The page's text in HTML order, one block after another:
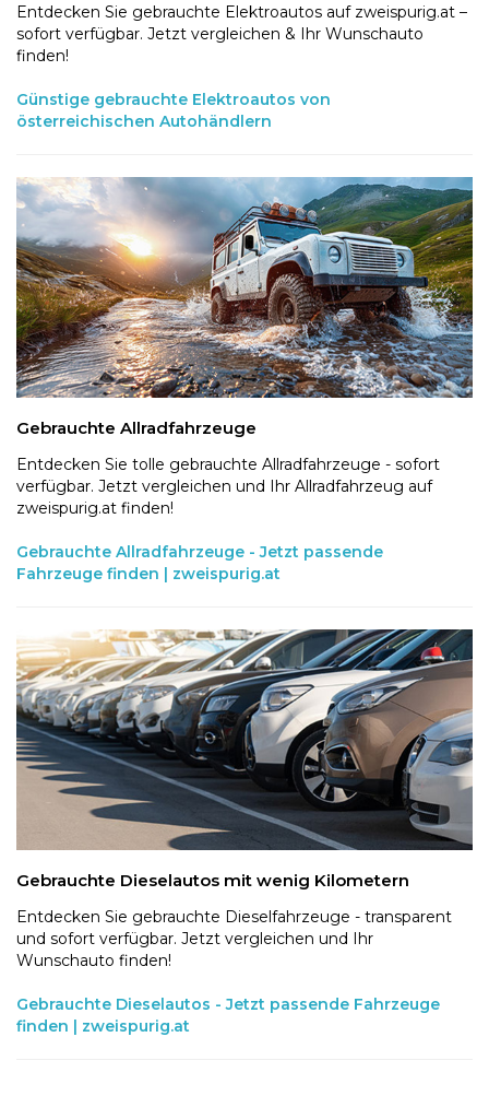
Entdecken Sie gebrauchte Elektroautos auf zweispurig.at –
sofort verfügbar. Jetzt vergleichen & Ihr Wunschauto
finden!
Günstige gebrauchte Elektroautos von
österreichischen Autohändlern
Gebrauchte Allradfahrzeuge
Entdecken Sie tolle gebrauchte Allradfahrzeuge - sofort
verfügbar. Jetzt vergleichen und Ihr Allradfahrzeug auf
zweispurig.at finden!
Gebrauchte Allradfahrzeuge - Jetzt passende
Fahrzeuge finden | zweispurig.at
Gebrauchte Dieselautos mit wenig Kilometern
Entdecken Sie gebrauchte Dieselfahrzeuge - transparent
und sofort verfügbar. Jetzt vergleichen und Ihr
Wunschauto finden!
Gebrauchte Dieselautos - Jetzt passende Fahrzeuge
finden | zweispurig.at